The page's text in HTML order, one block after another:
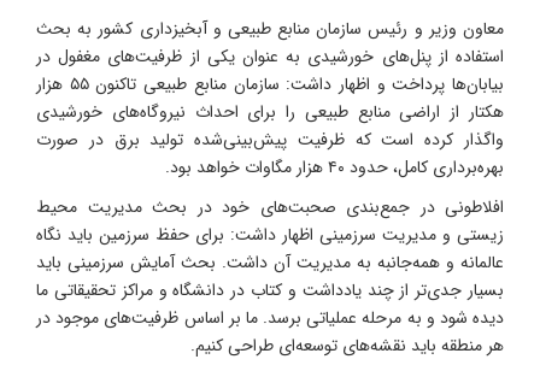
معاون وزیر و رئیس سازمان منابع طبیعی و آبخیزداری کشور به بحث
استفاده از پنل‌های خورشیدی به عنوان یکی از ظرفیت‌های مغفول در
بیابان‌ها پرداخت و اظهار داشت: سازمان منابع طبیعی تاکنون ۵۵ هزار
هکتار از اراضی منابع طبیعی را برای احداث نیروگاه‌های خورشیدی
واگذار کرده است که ظرفیت پیش‌بینی‌شده تولید برق در صورت
بهره‌برداری کامل، حدود ۴۰ هزار مگاوات خواهد بود.
افلاطونی در جمع‌بندی صحبت‌های خود در بحث مدیریت محیط
زیستی و مدیریت سرزمینی اظهار داشت: برای حفظ سرزمین باید نگاه
عالمانه و همه‌جانبه به مدیریت آن داشت. بحث آمایش سرزمینی باید
بسیار جدی‌تر از چند یادداشت و کتاب در دانشگاه و مراکز تحقیقاتی ما
دیده شود و به مرحله عملیاتی برسد. ما بر اساس ظرفیت‌های موجود در
هر منطقه باید نقشه‌های توسعه‌ای طراحی کنیم.